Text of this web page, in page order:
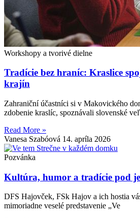
Workshopy a tvorivé dielne
Tradície bez hraníc: Kraslice
krajín
Zahraniční účastníci si v Makovického
zdobenie kraslíc, spoznávali slovenské
Read More »
Vanesa Szabóová 14. apríla 2026
Pozvánka
Kultúra, humor a tradície pod
DFS Hajovček, FSk Hajov a ich hostia
mimoriadne veselé predstavenie „Ve